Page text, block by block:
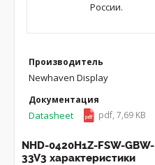
России.
Производитель
Newhaven Display
Документация
Datasheet pdf, 7,69 KB
NHD-0420H1Z-FSW-GBW-
33V3 характеристики